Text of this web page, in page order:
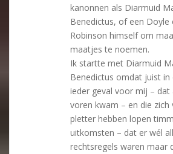
kanonnen als Diarmuid
Benedictus, of een Doyle
Robinson himself om
maatjes te noemen.
Ik startte met Diarmuid
Benedictus omdat juist in
ieder geval voor mij – dat
voren kwam – en die zich
pletter hebben lopen
uitkomsten – dat er wél
rechtsregels waren maar